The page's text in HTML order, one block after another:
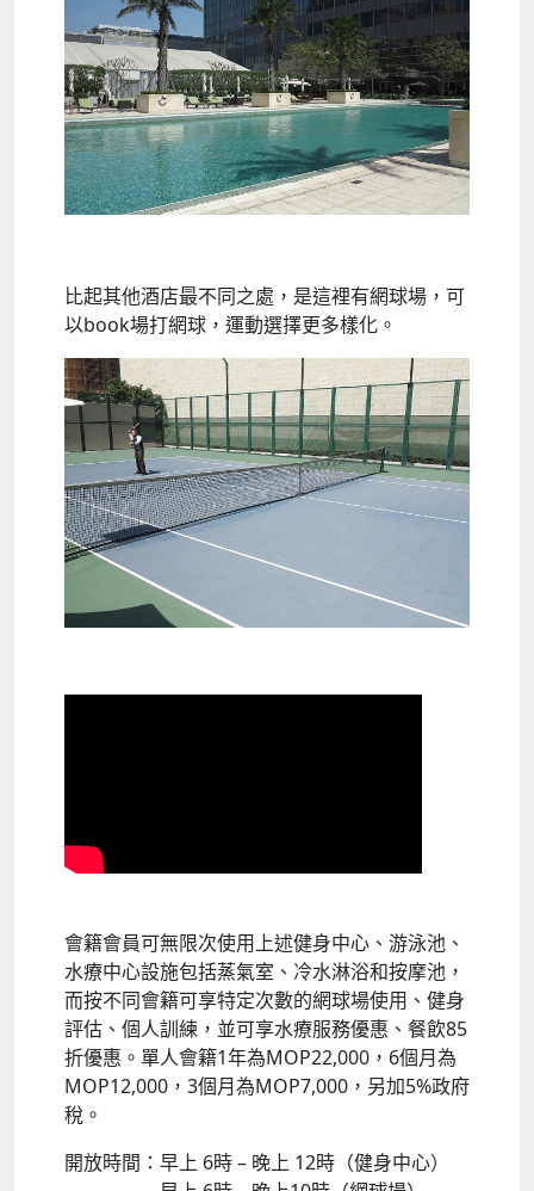
比起其他酒店最不同之處，是這裡有網球場，可
以book場打網球，運動選擇更多樣化。
會籍會員可無限次使用上述健身中心、游泳池、
水療中心設施包括蒸氣室、冷水淋浴和按摩池，
而按不同會籍可享特定次數的網球場使用、健身
評估、個人訓練，並可享水療服務優惠、餐飲85
折優惠。單人會籍1年為MOP22,000，6個月為
MOP12,000，3個月為MOP7,000，另加5%政府
稅。
開放時間：早上 6時 – 晚上 12時（健身中心）